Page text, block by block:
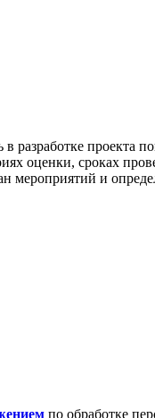
разработке проекта
оценки, сроках
мероприятий и
по обработке